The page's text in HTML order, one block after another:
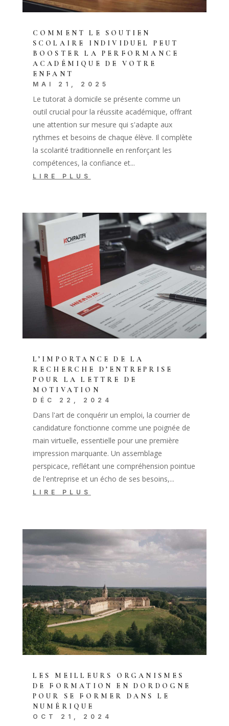
COMMENT LE SOUTIEN
SCOLAIRE INDIVIDUEL PEUT
BOOSTER LA PERFORMANCE
ACADÉMIQUE DE VOTRE
ENFANT
MAI 21, 2025
Le tutorat à domicile se présente comme un
outil crucial pour la réussite académique, offrant
une attention sur mesure qui s'adapte aux
rythmes et besoins de chaque élève. Il complète
la scolarité traditionnelle en renforçant les
compétences, la confiance et...
LIRE PLUS
L’IMPORTANCE DE LA
RECHERCHE D’ENTREPRISE
POUR LA LETTRE DE
MOTIVATION
DÉC 22, 2024
Dans l'art de conquérir un emploi, la courrier de
candidature fonctionne comme une poignée de
main virtuelle, essentielle pour une première
impression marquante. Un assemblage
perspicace, reflétant une compréhension pointue
de l'entreprise et un écho de ses besoins,...
LIRE PLUS
LES MEILLEURS ORGANISMES
DE FORMATION EN DORDOGNE
POUR SE FORMER DANS LE
NUMÉRIQUE
OCT 21, 2024